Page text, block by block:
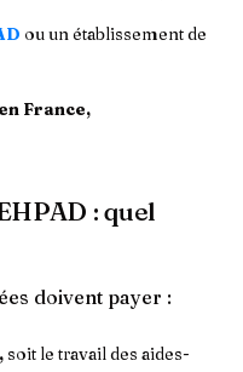
ou un établissement de
France,
: quel
doivent payer :
soit le travail des aides-